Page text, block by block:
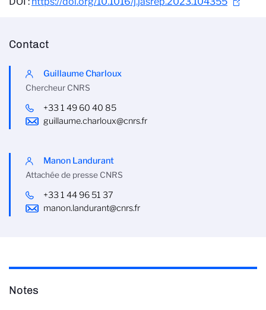
Contact
Guillaume Charloux
Chercheur CNRS
+33 1 49 60 40 85
guillaume.charloux@cnrs.fr
Manon Landurant
Attachée de presse CNRS
+33 1 44 96 51 37
manon.landurant@cnrs.fr
Notes